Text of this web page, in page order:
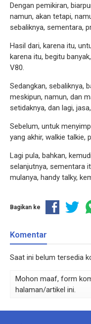
Dengan pemikiran,
namun, akan tetapi,
sebaliknya, sementara,
Hasil dari, karena itu,
karena itu, begitu
V80.
Sedangkan, sebaliknya,
meskipun, namun, dan
setidaknya, dan lagi,
Sebelum, untuk
yang akhir, walkie talkie,
Lagi pula, bahkan,
selanjutnya, sementara
mulanya, handy talky,
Bagikan ke
Komentar
Saat ini belum tersedia
Mohon maaf, form
halaman/artikel ini.